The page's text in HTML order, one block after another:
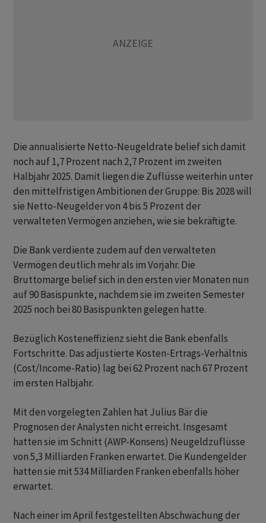
Die annualisierte Netto-Neugeldrate belief sich damit
noch auf 1,7 Prozent nach 2,7 Prozent im zweiten
Halbjahr 2025. Damit liegen die Zuflüsse weiterhin unter
den mittelfristigen Ambitionen der Gruppe: Bis 2028 will
sie Netto-Neugelder von 4 bis 5 Prozent der
verwalteten Vermögen anziehen, wie sie bekräftigte.
Die Bank verdiente zudem auf den verwalteten
Vermögen deutlich mehr als im Vorjahr. Die
Bruttomarge belief sich in den ersten vier Monaten nun
auf 90 Basispunkte, nachdem sie im zweiten Semester
2025 noch bei 80 Basispunkten gelegen hatte.
Bezüglich Kosteneffizienz sieht die Bank ebenfalls
Fortschritte. Das adjustierte Kosten-Ertrags-Verhältnis
(Cost/Income-Ratio) lag bei 62 Prozent nach 67 Prozent
im ersten Halbjahr.
Mit den vorgelegten Zahlen hat Julius Bär die
Prognosen der Analysten nicht erreicht. Insgesamt
hatten sie im Schnitt (AWP-Konsens) Neugeldzuflüsse
von 5,3 Milliarden Franken erwartet. Die Kundengelder
hatten sie mit 534 Milliarden Franken ebenfalls höher
erwartet.
Nach einer im April festgestellten Abschwächung der